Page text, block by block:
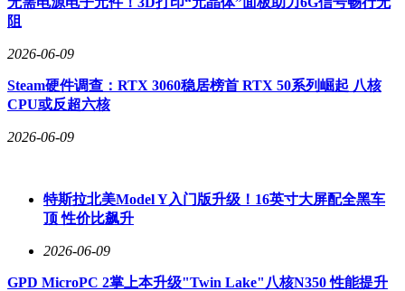
阻
2026-06-09
Steam硬件调查：RTX 3060稳居榜首 RTX 50系列崛起 八核
CPU或反超六核
2026-06-09
特斯拉北美Model Y入门版升级！16英寸大屏配全黑车
顶 性价比飙升
2026-06-09
GPD MicroPC 2掌上本升级"Twin Lake"八核N350 性能提升